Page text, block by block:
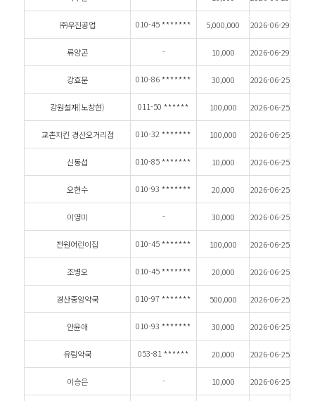
㈜우진공업 010-45******* 5,000,000 2026-06-29
류양곤 - 10,000 2026-06-29
강효문 010-86******* 30,000 2026-06-25
강원철재(노창현) 011-50****** 100,000 2026-06-25
교촌치킨 경산오거리점 010-32******* 100,000 2026-06-25
신동섭 010-85******* 10,000 2026-06-25
오현수 010-93******* 20,000 2026-06-25
이영미 - 30,000 2026-06-25
전원어린이집 010-45******* 100,000 2026-06-25
조병오 010-45******* 20,000 2026-06-25
경산중앙약국 010-97******* 500,000 2026-06-25
안윤애 010-93******* 30,000 2026-06-25
유림약국 053-81****** 20,000 2026-06-25
이승은 - 10,000 2026-06-25